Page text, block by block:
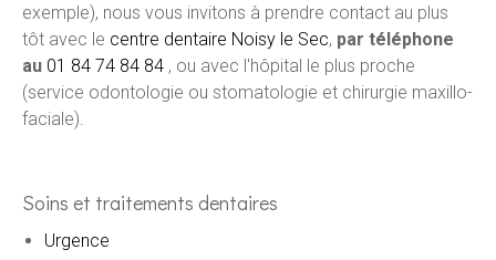
exemple), nous vous invitons à prendre contact au plus
tôt avec le centre dentaire Noisy le Sec, par téléphone
au 01 84 74 84 84 , ou avec l'hôpital le plus proche
(service odontologie ou stomatologie et chirurgie maxillo-
faciale).
Soins et traitements dentaires
Urgence